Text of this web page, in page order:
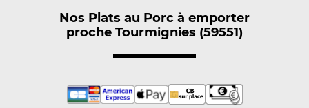
Nos Plats au Porc à emporter
proche Tourmignies (59551)